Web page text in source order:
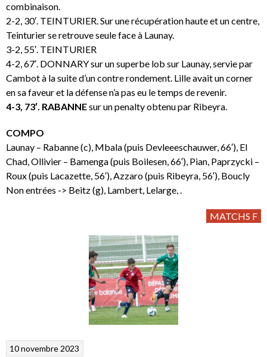
combinaison.
2-2, 30′. TEINTURIER. Sur une récupération haute et un centre,
Teinturier se retrouve seule face à Launay.
3-2, 55′. TEINTURIER
4-2, 67′. DONNARY sur un superbe lob sur Launay, servie par
Cambot à la suite d’un contre rondement. Lille avait un corner
en sa faveur et la défense n’a pas eu le temps de revenir.
4-3, 73′. RABANNEsur un penalty obtenu par Ribeyra.
COMPO
Launay – Rabanne (c), Mbala (puis Devleeeschauwer, 66′), El
Chad, Ollivier – Bamenga (puis Boilesen, 66′), Pian, Paprzycki –
Roux (puis Lacazette, 56′), Azzaro (puis Ribeyra, 56′), Boucly
Non entrées -> Beitz (g), Lambert, Lelarge, .
MATCHS F
10 novembre 2023